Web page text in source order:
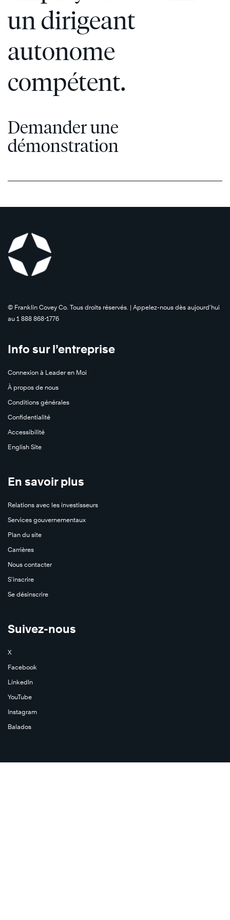
En
plus
un dirigeant
autonome
compétent.
Demander une
démonstration
©️ Franklin Covey Co. Tous droits réservés. | Appelez-nous dès aujourd’hui
au 1 888 868-1776
Info sur l’entreprise
Connexion à Leader en Moi
À propos de nous
Conditions générales
Confidentialité
Accessibilité
English Site
En savoir plus
Relations avec les investisseurs
Services gouvernementaux
Plan du site
Carrières
Nous contacter
S’inscrire
Se désinscrire
Suivez-nous
X
Facebook
LinkedIn
YouTube
Instagram
Balados